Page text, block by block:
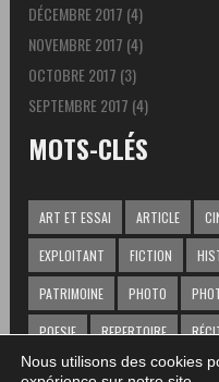
DÉCEMBRE 2017 (4)
NOVEMBRE 2017 (4)
OCTOBRE 2017 (3)
SEPTEMBRE 2017 (4)
MOTS-CLÉS
ART ET ESSAI ARTICLE
EXPLOITANT FICTION
PATRIMOINE PHOTO
POESIE REPERTOIRE
Nous utilisons des cookies